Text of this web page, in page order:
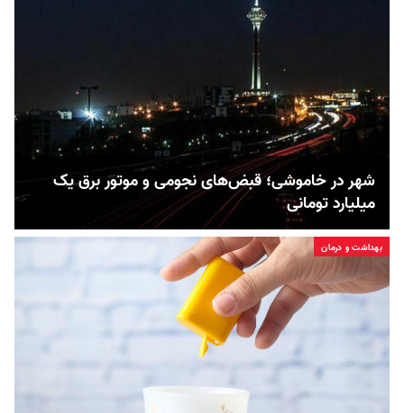
شهر در خاموشی؛ قبض‌های نجومی و موتور برق یک
میلیارد تومانی
بهداشت و درمان